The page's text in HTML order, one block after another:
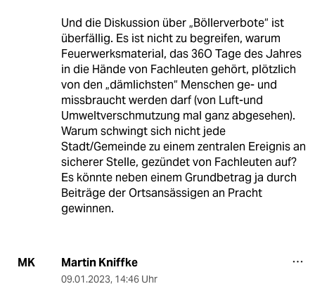
Und die Diskussion über „Böllerverbote“ ist
überfällig. Es ist nicht zu begreifen, warum
Feuerwerksmaterial, das 36O Tage des Jahres
in die Hände von Fachleuten gehört, plötzlich
von den „dämlichsten“ Menschen ge- und
missbraucht werden darf (von Luft-und
Umweltverschmutzung mal ganz abgesehen).
Warum schwingt sich nicht jede
Stadt/Gemeinde zu einem zentralen Ereignis an
sicherer Stelle, gezündet von Fachleuten auf?
Es könnte neben einem Grundbetrag ja durch
Beiträge der Ortsansässigen an Pracht
gewinnen.
MK Martin Kniffke
09.01.2023, 14:46 Uhr